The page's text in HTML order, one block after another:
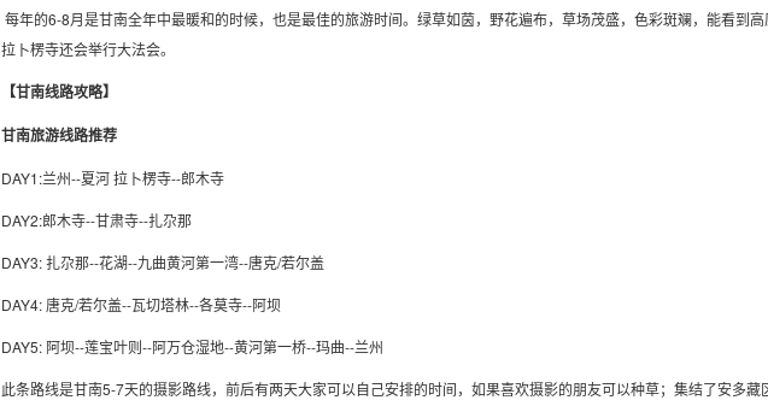
每年的6-8月是甘南全年中最暖和的时候，也是最佳的旅游时间。绿草如茵，野花遍布，草场茂盛，色彩斑斓，能看到
拉卜楞寺还会举行大法会。
【甘南线路攻略】
甘南旅游线路推荐
DAY1:兰州--夏河 拉卜楞寺--郎木寺
DAY2:郎木寺--甘肃寺--扎尕那
DAY3: 扎尕那--花湖--九曲黄河第一湾--唐克/若尔盖
DAY4: 唐克/若尔盖--瓦切塔林--各莫寺--阿坝
DAY5: 阿坝--莲宝叶则--阿万仓湿地--黄河第一桥--玛曲--兰州
此条路线是甘南5-7天的摄影路线，前后有两天大家可以自己安排的时间，如果喜欢摄影的朋友可以种草；集结了安多藏